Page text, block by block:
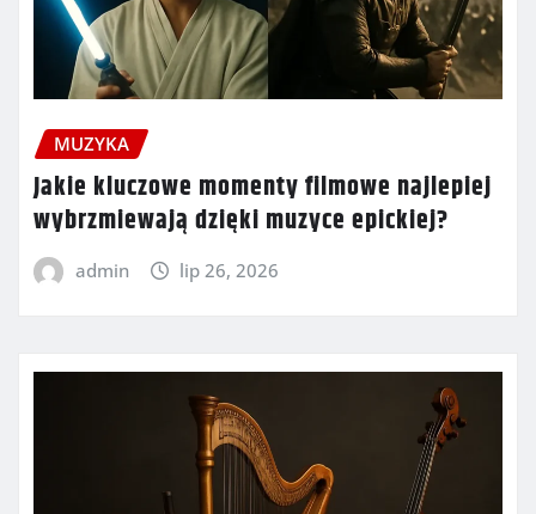
MUZYKA
Jakie kluczowe momenty filmowe najlepiej
wybrzmiewają dzięki muzyce epickiej?
admin lip 26, 2026